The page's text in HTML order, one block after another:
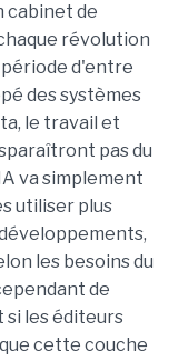
cabinet de
révolution
d'entre
des systèmes
le travail et
pas du
va simplement
utiliser plus
les besoins du
de
si les éditeurs
cette couche